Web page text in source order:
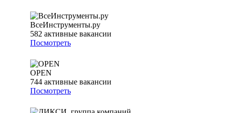
ВсеИнструменты.ру
582 активные вакансии
Посмотреть
OPEN
744 активные вакансии
Посмотреть